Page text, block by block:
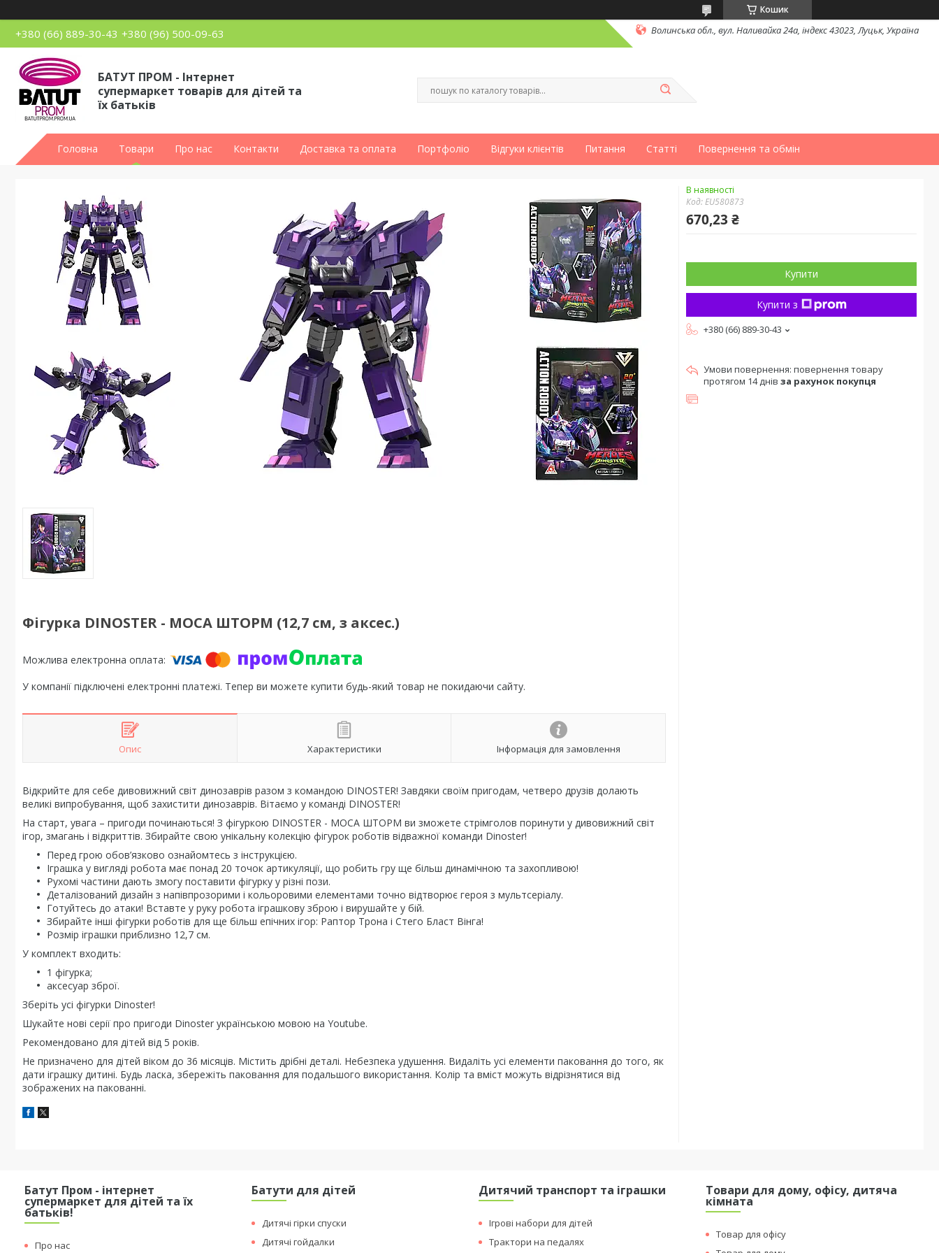
Кошик
+380 (66) 889-30-43 +380 (96) 500-09-63 Волинська обл., вул. Наливайка 24а, індекс 43023, Луцьк, Україна
БАТУТ ПРОМ - Інтернет
супермаркет товарів для дітей та
їх батьків
Головна Товари Про нас Контакти Доставка та оплата Портфоліо Відгуки клієнтів Питання Статті Повернення та обмін
Фігурка DINOSTER - МОСА ШТОРМ (12,7 см, з аксес.)
У компанії підключені електронні платежі. Тепер ви можете купити будь-який товар не покидаючи сайту.
Опис Характеристики Інформація для замовлення
Відкрийте для себе дивовижний світ динозаврів разом з командою DINOSTER! Завдяки своїм пригодам, четверо друзів долають
великі випробування, щоб захистити динозаврів. Вітаємо у команді DINOSTER!
На старт, увага – пригоди починаються! З фігуркою DINOSTER - МОСА ШТОРМ ви зможете стрімголов поринути у дивовижний світ
ігор, змагань і відкриттів. Збирайте свою унікальну колекцію фігурок роботів відважної команди Dinoster!
Перед грою обов’язково ознайомтесь з інструкцією.
Іграшка у вигляді робота має понад 20 точок артикуляції, що робить гру ще більш динамічною та захопливою!
Рухомі частини дають змогу поставити фігурку у різні пози.
Деталізований дизайн з напівпрозорими і кольоровими елементами точно відтворює героя з мультсеріалу.
Готуйтесь до атаки! Вставте у руку робота іграшкову зброю і вирушайте у бій.
Збирайте інші фігурки роботів для ще більш епічних ігор: Раптор Трона і Стего Бласт Вінга!
Розмір іграшки приблизно 12,7 см.
У комплект входить:
1 фігурка;
аксесуар зброї.
Зберіть усі фігурки Dinoster!
Шукайте нові серії про пригоди Dinoster українською мовою на Youtube.
Рекомендовано для дітей від 5 років.
Не призначено для дітей віком до 36 місяців. Містить дрібні деталі. Небезпека удушення. Видаліть усі елементи паковання до того, як
дати іграшку дитині. Будь ласка, збережіть паковання для подальшого використання. Колір та вміст можуть відрізнятися від
зображених на пакованні.
В наявності
Код:EU580873
670,23 ₴
Купити
Купити з
+380 (66) 889-30-43
повернення товару
протягом 14 днів за рахунок покупця
Батут Пром - інтернет
супермаркет для дітей та їх
батьків!
Про нас
Батути для дітей
Дитячі гірки спуски
Дитячі гойдалки
Дитячий транспорт та іграшки
Ігрові набори для дітей
Трактори на педалях
Товари для дому, офісу, дитяча
кімната
Товар для офісу